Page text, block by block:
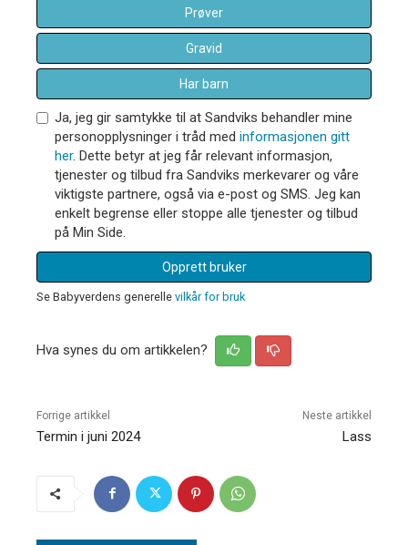
Prøver
Gravid
Har barn
Ja, jeg gir samtykke til at Sandviks behandler mine
personopplysninger i tråd med informasjonen gitt
her. Dette betyr at jeg får relevant informasjon,
tjenester og tilbud fra Sandviks merkevarer og våre
viktigste partnere, også via e-post og SMS. Jeg kan
enkelt begrense eller stoppe alle tjenester og tilbud
på Min Side.
Opprett bruker
Se Babyverdens generelle vilkår for bruk
Hva synes du om artikkelen?
Forrige artikkel
Termin i juni 2024
Neste artikkel
Lass